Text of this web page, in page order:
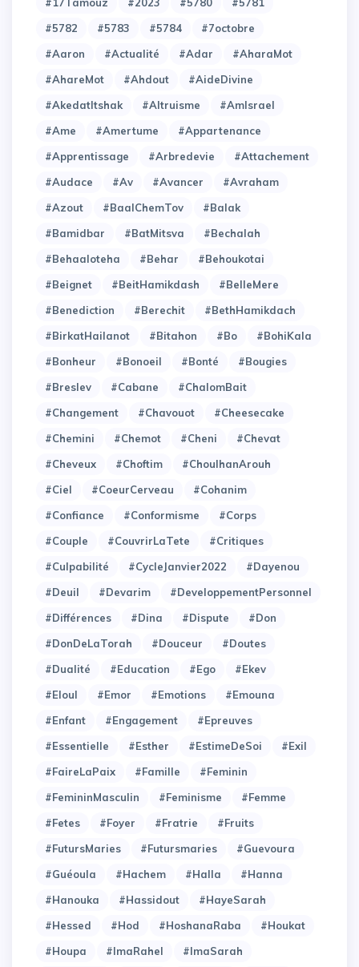
#5782
#5783 #5784
#7octobre
#Aaron
#Actualité #Adar
#AharaMot
#AhareMot
#Ahdout
#AideDivine
#AkedatItshak
#Altruisme
#AmIsrael
#Ame
#Amertume
#Appartenance
#Apprentissage
#Arbredevie
#Attachement
#Audace
#Av #Avancer
#Avraham
#Azout
#BaalChemTov
#Balak
#Bamidbar
#BatMitsva
#Bechalah
#Behaaloteha
#Behar
#Behoukotai
#Beignet
#BeitHamikdash
#BelleMere
#Benediction
#Berechit
#BethHamikdach
#BirkatHailanot
#Bitahon #Bo
#BohiKala
#Bonheur
#Bonoeil #Bonté
#Bougies
#Breslev
#Cabane
#ChalomBait
#Changement
#Chavouot
#Cheesecake
#Chemini
#Chemot #Cheni
#Chevat
#Cheveux
#Choftim
#ChoulhanArouh
#Ciel
#CoeurCerveau
#Cohanim
#Confiance
#Conformisme
#Corps
#Couple
#CouvrirLaTete
#Critiques
#Culpabilité
#CycleJanvier2022
#Dayenou
#Deuil
#Devarim
#DeveloppementPersonnel
#Différences
#Dina #Dispute
#Don
#DonDeLaTorah
#Douceur
#Doutes
#Dualité
#Education #Ego
#Ekev
#Eloul
#Emor #Emotions
#Emouna
#Enfant
#Engagement
#Epreuves
#Essentielle
#Esther #EstimeDeSoi
#Exil
#FaireLaPaix
#Famille
#Feminin
#FemininMasculin
#Feminisme
#Femme
#Fetes
#Foyer #Fratrie
#Fruits
#FutursMaries
#Futursmaries
#Guevoura
#Guéoula
#Hachem #Halla
#Hanna
#Hanouka
#Hassidout
#HayeSarah
#Hessed
#Hod #HoshanaRaba
#Houkat
#Houpa
#ImaRahel
#ImaSarah